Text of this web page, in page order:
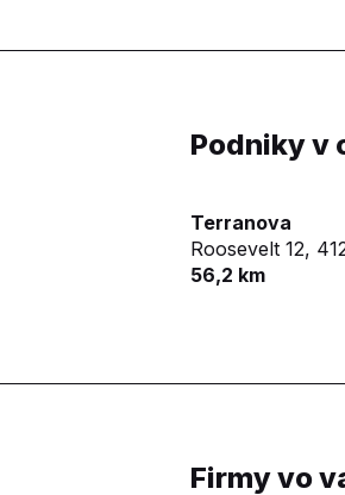
Podniky v
Terranova
Roosevelt 12,
56,2 km
Firmy vo